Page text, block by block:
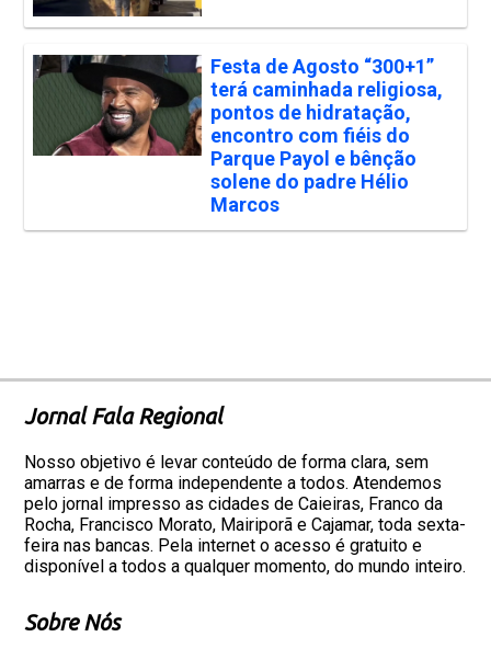
Festa de Agosto “300+1”
terá caminhada religiosa,
pontos de hidratação,
encontro com fiéis do
Parque Payol e bênção
solene do padre Hélio
Marcos
Jornal Fala Regional
Nosso objetivo é levar conteúdo de forma clara, sem
amarras e de forma independente a todos. Atendemos
pelo jornal impresso as cidades de Caieiras, Franco da
Rocha, Francisco Morato, Mairiporã e Cajamar, toda sexta-
feira nas bancas. Pela internet o acesso é gratuito e
disponível a todos a qualquer momento, do mundo inteiro.
Sobre Nós